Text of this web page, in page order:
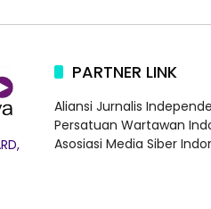
PARTNER LINK
Aliansi Jurnalis
Persatuan Wartawan
Asosiasi Media Siber